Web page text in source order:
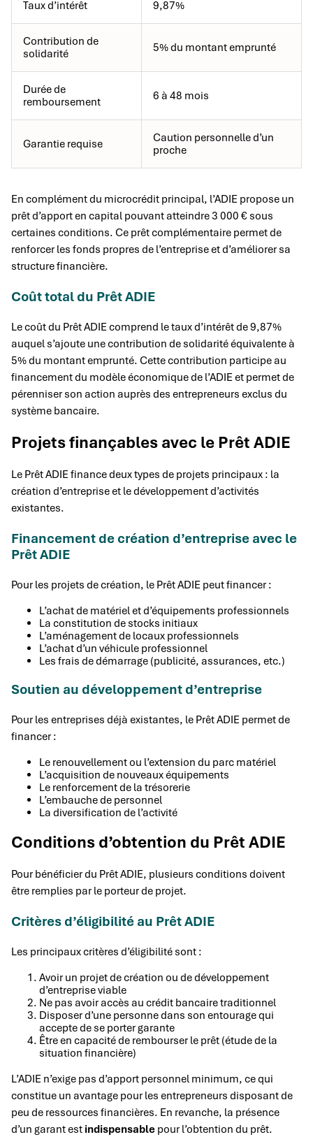
Taux d’intérêt 9,87%
Contribution de
solidarité
5% du montant emprunté
Durée de
remboursement
6 à 48 mois
Garantie requise
Caution personnelle d’un
proche
En complément du microcrédit principal, l’ADIE propose un
prêt d’apport en capital pouvant atteindre 3 000 € sous
certaines conditions. Ce prêt complémentaire permet de
renforcer les fonds propres de l’entreprise et d’améliorer sa
structure financière.
Coût total du Prêt ADIE
Le coût du Prêt ADIE comprend le taux d’intérêt de 9,87%
auquel s’ajoute une contribution de solidarité équivalente à
5% du montant emprunté. Cette contribution participe au
financement du modèle économique de l’ADIE et permet de
pérenniser son action auprès des entrepreneurs exclus du
système bancaire.
Projets finançables avec le Prêt ADIE
Le Prêt ADIE finance deux types de projets principaux : la
création d’entreprise et le développement d’activités
existantes.
Financement de création d’entreprise avec le
Prêt ADIE
Pour les projets de création, le Prêt ADIE peut financer :
L’achat de matériel et d’équipements professionnels
La constitution de stocks initiaux
L’aménagement de locaux professionnels
L’achat d’un véhicule professionnel
Les frais de démarrage (publicité, assurances, etc.)
Soutien au développement d’entreprise
Pour les entreprises déjà existantes, le Prêt ADIE permet de
financer :
Le renouvellement ou l’extension du parc matériel
L’acquisition de nouveaux équipements
Le renforcement de la trésorerie
L’embauche de personnel
La diversification de l’activité
Conditions d’obtention du Prêt ADIE
Pour bénéficier du Prêt ADIE, plusieurs conditions doivent
être remplies par le porteur de projet.
Critères d’éligibilité au Prêt ADIE
Les principaux critères d’éligibilité sont :
Avoir un projet de création ou de développement
d’entreprise viable
Ne pas avoir accès au crédit bancaire traditionnel
Disposer d’une personne dans son entourage qui
accepte de se porter garante
Être en capacité de rembourser le prêt (étude de la
situation financière)
L’ADIE n’exige pas d’apport personnel minimum, ce qui
constitue un avantage pour les entrepreneurs disposant de
peu de ressources financières. En revanche, la présence
d’un garant est indispensable pour l’obtention du prêt.